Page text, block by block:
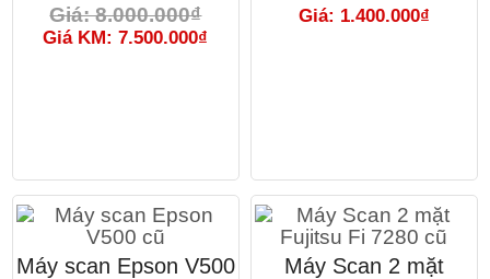
Giá: 8.000.000₫
Giá KM: 7.500.000₫
Giá: 1.400.000₫
Máy scan Epson V500
Máy Scan 2 mặt